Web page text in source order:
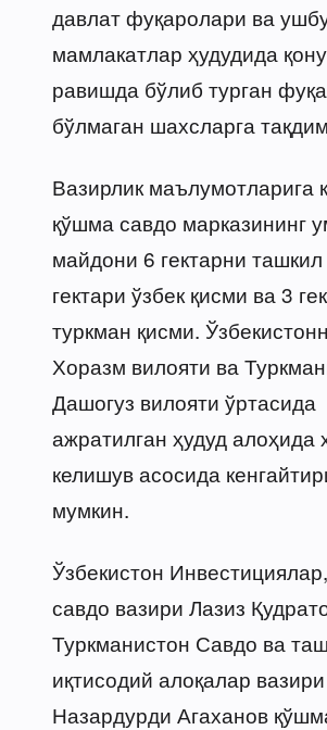
давлат фуқаролари ва
мамлакатлар ҳудудида
равишда бўлиб турган
бўлмаган шахсларга
Вазирлик маълумотларига
қўшма савдо марказининг
майдони 6 гектарни
гектари ўзбек қисми ва 3
туркман қисми.
Хоразм вилояти ва
Дашогуз вилояти ўртасида
ажратилган ҳудуд алоҳида
келишув асосида
мумкин.
Ўзбекистон
савдо вазири Лазиз
Туркманистон Савдо ва
иқтисодий алоқалар вазири
Назардурди Агаханов